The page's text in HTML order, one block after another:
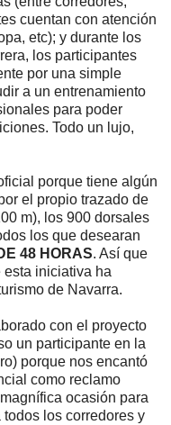
cuentan con atención
etc); y durante los
los participantes
por una simple
a un entrenamiento
para poder
Todo un lujo,
porque tiene algún
el propio trazado de
m), los 900 dorsales
los que desearan
48 HORAS. Así que
esta iniciativa ha
de Navarra.
con el proyecto
un participante en la
porque nos encantó
como reclamo
ocasión para
los corredores y